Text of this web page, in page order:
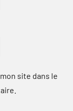
site dans le